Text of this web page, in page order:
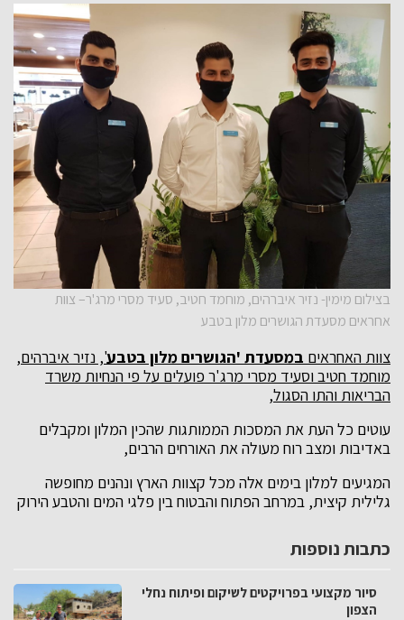
בצילום מימין- נזיר איברהים, מוחמד חטיב, סעיד מסרי מרג'ר– צוות
אחראים מסעדת הגושרים מלון בטבע
צוות האחראים במסעדת 'הגושרים מלון בטבע', נזיר איברהים,
מוחמד חטיב וסעיד מסרי מרג'ר פועלים על פי הנחיות משרד
הבריאות והתו הסגול,
עוטים כל העת את המסכות הממותגות שהכין המלון ומקבלים
באדיבות ומצב רוח מעולה את האורחים הרבים,
המגיעים למלון בימים אלה מכל קצוות הארץ ונהנים מחופשה
גלילית קיצית, במרחב הפתוח והבטוח בין פלגי המים והטבע הירוק
כתבות נוספות
סיור מקצועי בפרויקטים לשיקום ופיתוח נחלי
הצפון